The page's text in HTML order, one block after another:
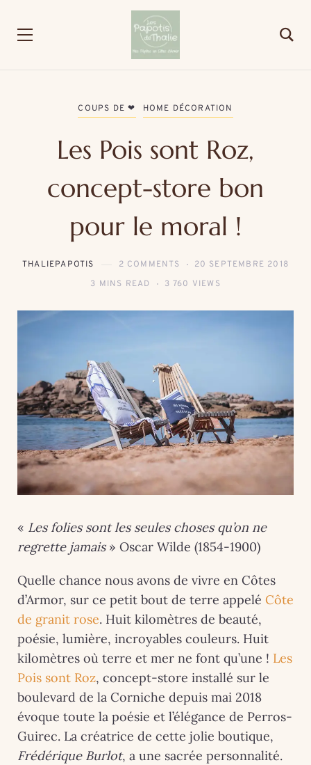
COUPS DE ❤ HOME DÉCORATION
Les Pois sont Roz,
concept-store bon
pour le moral !
THALIEPAPOTIS 2 COMMENTS
20 SEPTEMBRE 2018
3 MINS READ
3 760 VIEWS
« Les folies sont les seules choses qu’on ne
regrette jamais» Oscar Wilde (1854-1900)
Quelle chance nous avons de vivre en Côtes
d’Armor, sur ce petit bout de terre appelé Côte
de granit rose. Huit kilomètres de beauté,
poésie, lumière, incroyables couleurs. Huit
kilomètres où terre et mer ne font qu’une ! Les
Pois sont Roz, concept-store installé sur le
boulevard de la Corniche depuis mai 2018
évoque toute la poésie et l’élégance de Perros-
Guirec. La créatrice de cette jolie boutique,
Frédérique Burlot, a une sacrée personnalité.